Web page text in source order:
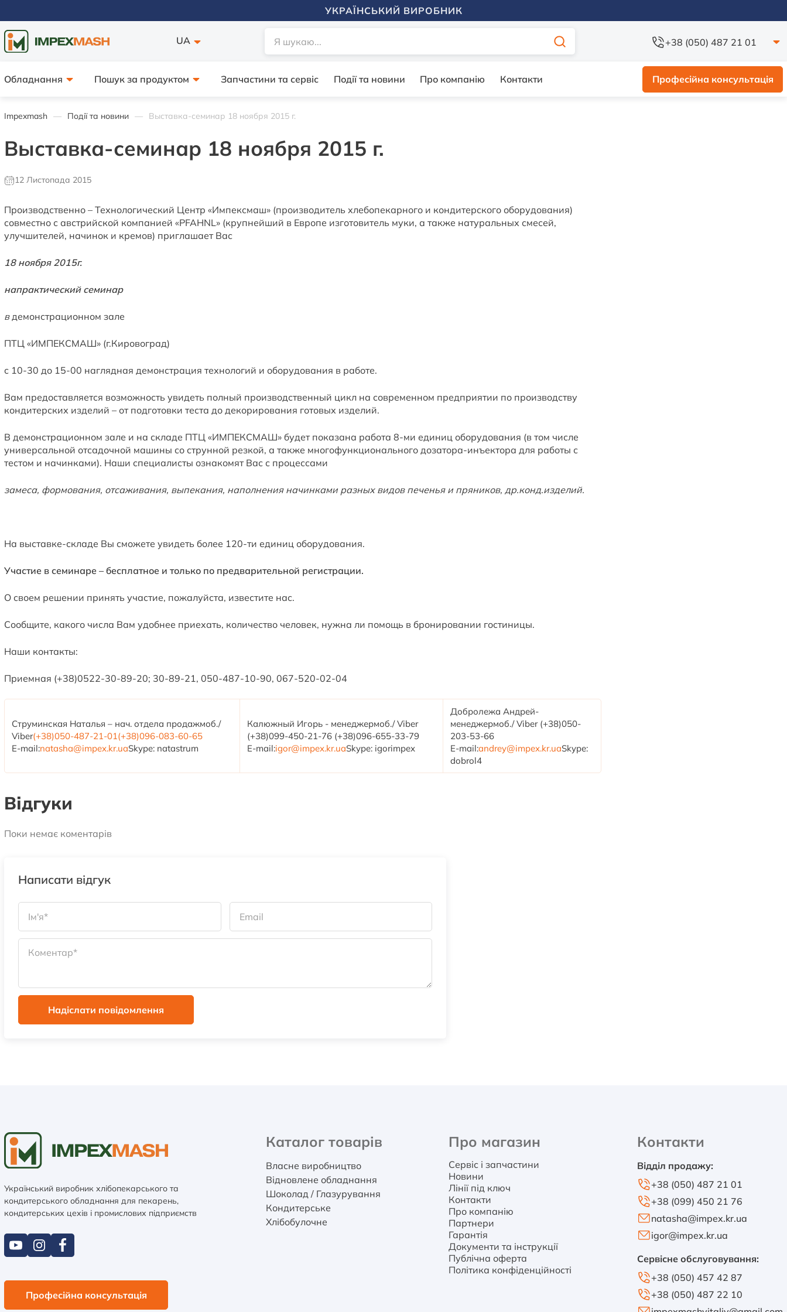
УКРАЇНСЬКИЙ ВИРОБНИК
UA +38 (050) 487 21 01
Обладнання Пошук за продуктом Запчастини та сервіс Події та новини Про компанію Контакти Професійна консультація
Impexmash Події та новини Выставка-семинар 18 ноября 2015 г.
Выставка-семинар 18 ноября 2015 г.
12 Листопада 2015
Производственно – Технологический Центр «Импексмаш» (производитель хлебопекарного и кондитерского оборудования)
совместно с австрийской компанией «PFAHNL» (крупнейший в Европе изготовитель муки, а также натуральных смесей,
улучшителей, начинок и кремов) приглашает Вас
18 ноября 2015г.
напрактическийсеминар
вдемонстрационном зале
ПТЦ «ИМПЕКСМАШ» (г.Кировоград)
с 10-30 до 15-00 наглядная демонстрация технологий и оборудования в работе.
Вам предоставляется возможность увидеть полный производственный цикл на современном предприятии по производству
кондитерских изделий – от подготовки теста до декорирования готовых изделий.
В демонстрационном зале и на складе ПТЦ «ИМПЕКСМАШ» будет показана работа 8-ми единиц оборудования (в том числе
универсальной отсадочной машины со струнной резкой, а также многофункционального дозатора-инъектора для работы с
тестом и начинками). Наши специалисты ознакомят Вас с процессами
замеса, формования, отсаживания, выпекания, наполнения начинками разных видов печенья и пряников, др.конд.изделий.
На выставке-складе Вы сможете увидеть более 120-ти единиц оборудования.
Участие в семинаре – бесплатное и только по предварительной регистрации.
О своем решении принять участие, пожалуйста, известите нас.
Сообщите, какого числа Вам удобнее приехать, количество человек, нужна ли помощь в бронировании гостиницы.
Наши контакты:
Приемная (+38)0522-30-89-20; 30-89-21, 050-487-10-90, 067-520-02-04
Струминская Наталья – нач. отдела продажмоб./
Viber(+38)050-487-21-01(+38)096-083-60-65
E-mail:natasha@impex.kr.uaSkype: natastrum
Калюжный Игорь - менеджермоб./ Viber
(+38)099-450-21-76 (+38)096-655-33-79
E-mail:igor@impex.kr.uaSkype: igorimpex
Добролежа Андрей-
менеджермоб./ Viber (+38)050-
203-53-66
E-mail:andrey@impex.kr.uaSkype:
dobrol4
Відгуки
Поки немає коментарів
Написати відгук
Надіслати повідомлення
Український виробник хлібопекарського та
кондитерського обладнання для пекарень,
кондитерських цехів і промислових підприємств
Професійна консультація
Каталог товарів
Власне виробництво
Відновлене обладнання
Шоколад / Глазурування
Кондитерське
Хлібобулочне
Про магазин
Сервіс і запчастини
Новини
Лінії під ключ
Контакти
Про компанію
Партнери
Гарантія
Документи та інструкції
Публічна оферта
Політика конфіденційності
Контакти
Відділ продажу:
+38 (050) 487 21 01
+38 (099) 450 21 76
natasha@impex.kr.ua
igor@impex.kr.ua
Сервісне обслуговування:
+38 (050) 457 42 87
+38 (050) 487 22 10